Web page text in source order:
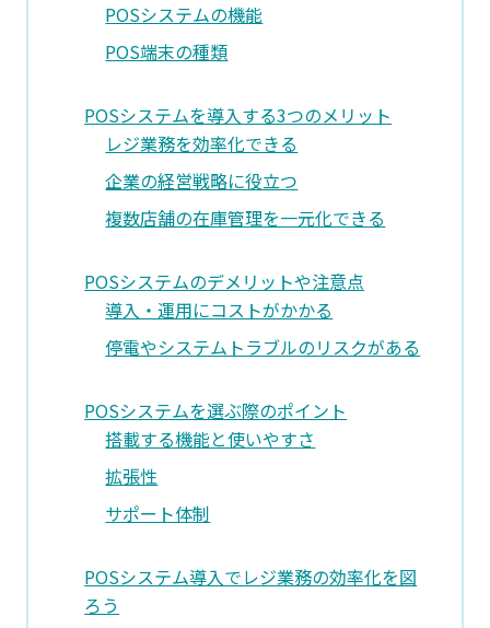
POSシステムの機能
POS端末の種類
POSシステムを導入する3つのメリット
レジ業務を効率化できる
企業の経営戦略に役立つ
複数店舗の在庫管理を一元化できる
POSシステムのデメリットや注意点
導入・運用にコストがかかる
停電やシステムトラブルのリスクがある
POSシステムを選ぶ際のポイント
搭載する機能と使いやすさ
拡張性
サポート体制
POSシステム導入でレジ業務の効率化を図
ろう